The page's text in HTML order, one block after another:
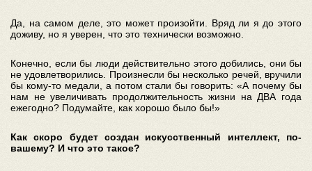
Да, на самом деле, это может произойти. Вряд ли я до этого
доживу, но я уверен, что это технически возможно.
Конечно, если бы люди действительно этого добились, они бы
не удовлетворились. Произнесли бы несколько речей, вручили
бы кому-то медали, а потом стали бы говорить: «А почему бы
нам не увеличивать продолжительность жизни на ДВА года
ежегодно? Подумайте, как хорошо было бы!»
Как скоро будет создан искусственный интеллект, по-
вашему? И что это такое?